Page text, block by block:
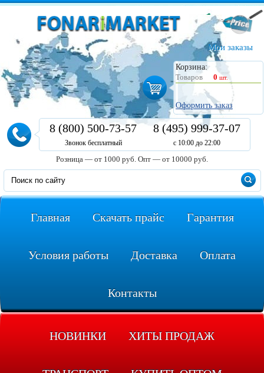
Мои заказы
Корзина:
Товаров
0 шт.
Оформить заказ
8 (800) 500-73-57
Звонок бесплатный
8 (495) 999-37-07
с 10:00 до 22:00
Розница — от 1000 руб. Опт — от 10000 руб.
Главная Скачать прайс Гарантия
Условия работы Доставка Оплата
Контакты
НОВИНКИ ХИТЫ ПРОДАЖ